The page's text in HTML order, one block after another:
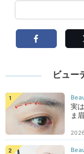
ビュー
実
ま